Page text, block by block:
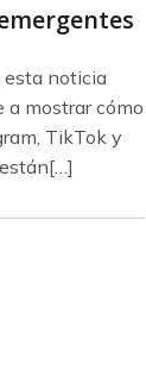
noticia
a mostrar cómo
TikTok y